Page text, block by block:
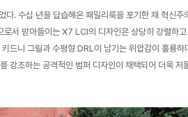
. 수십 년을 답습해온 패밀리룩을 포기한 채 혁신주
로서 받아들이는 X7 LCI의 디자인은 상당히 강렬하
드니 그릴과 수평형 DRL이 남기는 위압감이 훌륭하
강조하는 공격적인 범퍼 디자인이 채택되어 더욱 저